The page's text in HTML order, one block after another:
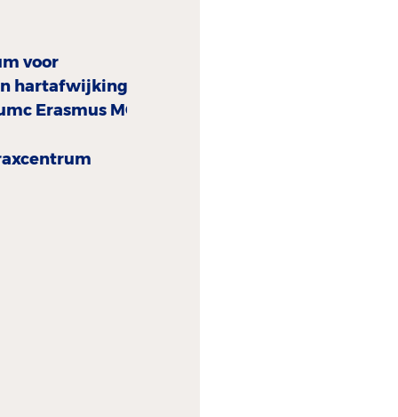
voor
hartafwijkingen
Erasmus MC